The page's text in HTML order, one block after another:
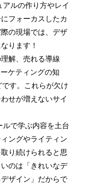
ルの作り方やレイ
フォーカスしたカ
の現場では、デザ
ります！
解、売れる導線
ケティングの知
す。これらが欠け
せが増えないサイ
で学ぶ内容を土台
ングやライティン
り続けられると思
のは「きれいなデ
ザイン」だからで